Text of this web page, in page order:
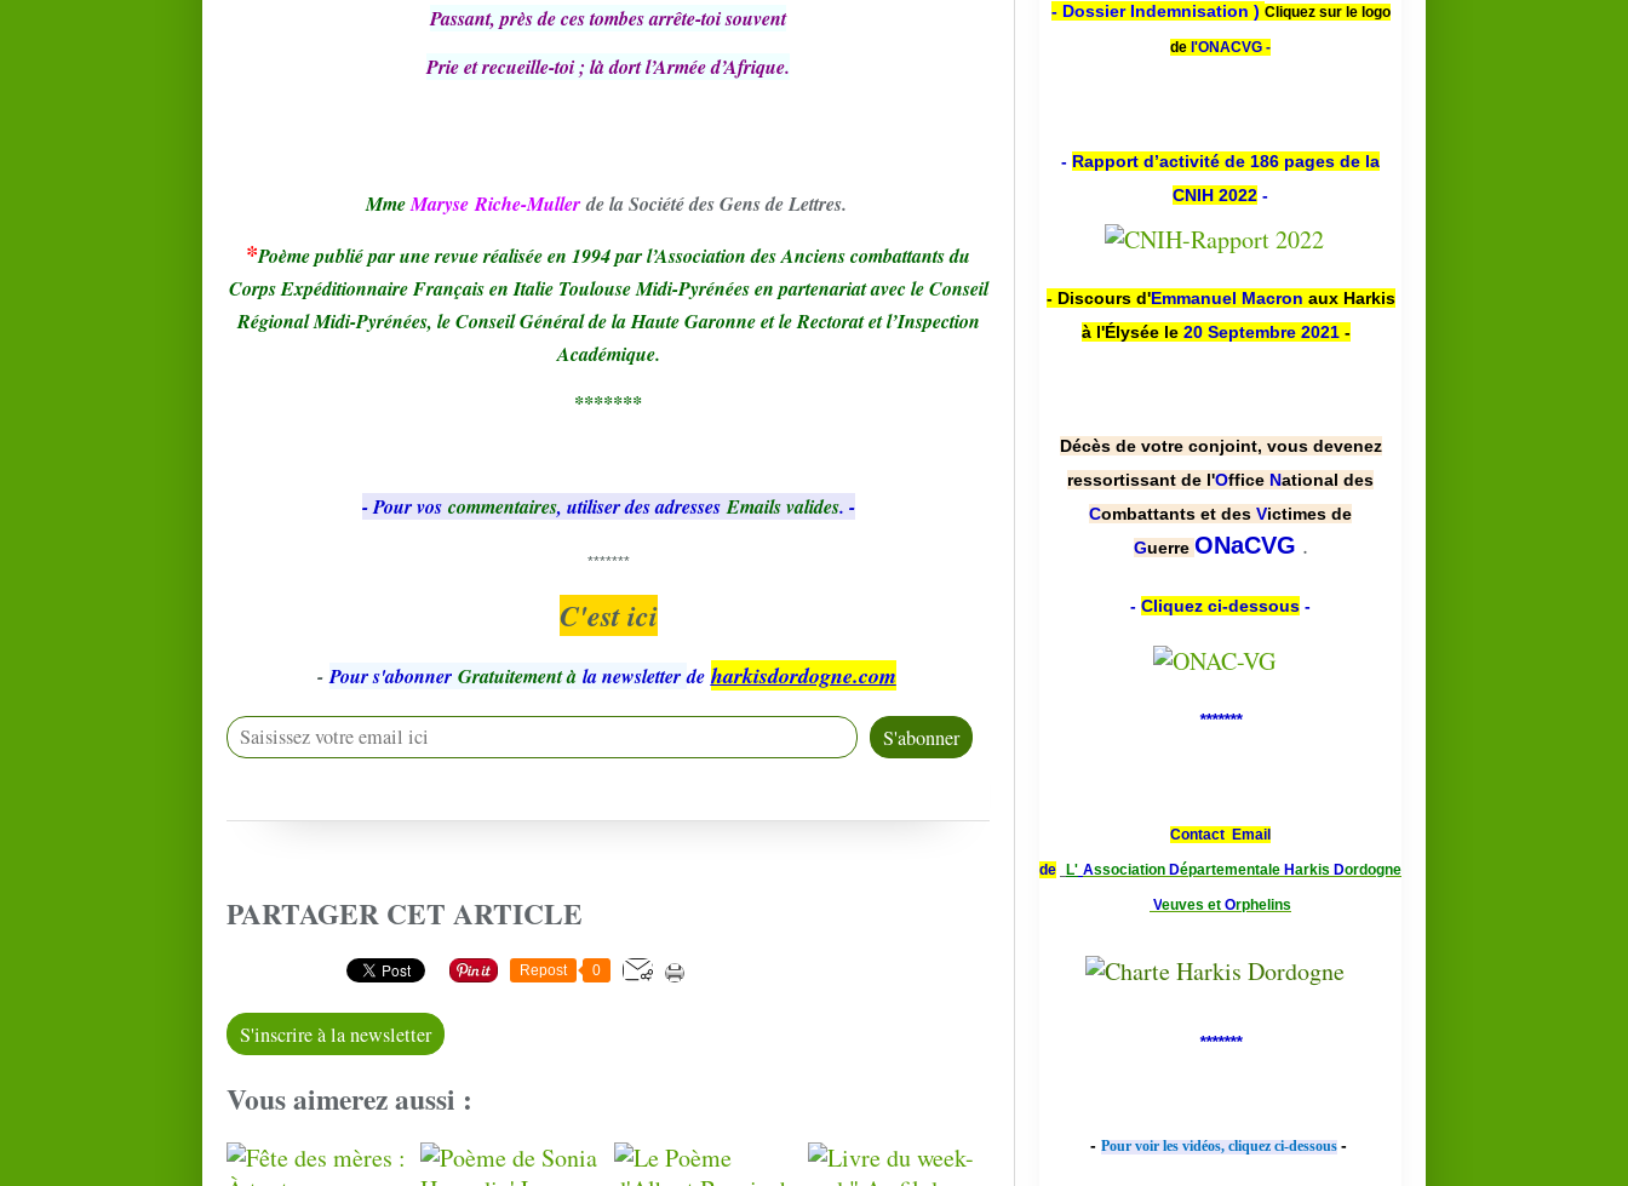
Passant, près de ces tombes arrête-toi souvent
Prie et recueille-toi ; là dort l’Armée d’Afrique.
MmeMaryseRiche-Mullerde la Société des Gens de Lettres.
*Poème publié par une revue réalisée en 1994 par l’Association des Anciens combattants du
Corps Expéditionnaire Français en Italie Toulouse Midi-Pyrénées en partenariat avec le Conseil
Régional Midi-Pyrénées, le Conseil Général de la Haute Garonne et le Rectorat et l’Inspection
Académique.
*******
- Pour vos commentaires, utiliser des adresses Emails valides. -
*******
C'est ici
- Pour s'abonner Gratuitement à la newsletter de harkisdordogne.com
PARTAGER CET ARTICLE
Repost 0
S'inscrire à la newsletter
Vous aimerez aussi :
- Dossier Indemnisation ) Cliquez sur le logo
de l'ONACVG -
- Rapport d’activité de 186 pages de la
CNIH 2022 -
- Discours d'Emmanuel Macron aux Harkis
à l'Élysée le 20 Septembre 2021 -
Décès de votre conjoint, vous devenez
ressortissant de l'Office National des
Combattants et des Victimes de
Guerre ONaCVG .
- Cliquez ci-dessous -
*******
Contact Email
de L' Association Départementale Harkis Dordogne
Veuves et Orphelins
*******
- Pour voir les vidéos, cliquez ci-dessous -